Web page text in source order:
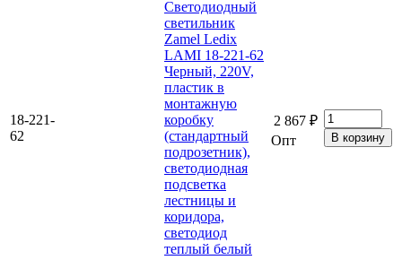
18-221-
62
Светодиодный
светильник
Zamel Ledix
LAMI 18-221-62
Черный, 220V,
пластик в
монтажную
коробку
(стандартный
подрозетник),
светодиодная
подсветка
лестницы и
коридора,
светодиод
теплый белый
2 867 ₽
Опт